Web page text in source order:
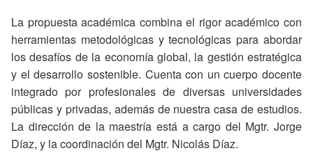
La propuesta académica combina el rigor académico con
herramientas metodológicas y tecnológicas para abordar
los desafíos de la economía global, la gestión estratégica
y el desarrollo sostenible. Cuenta con un cuerpo docente
integrado por profesionales de diversas universidades
públicas y privadas, además de nuestra casa de estudios.
La dirección de la maestría está a cargo del Mgtr. Jorge
Díaz, y la coordinación del Mgtr. Nicolás Díaz.